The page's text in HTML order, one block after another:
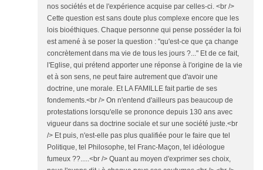
nos sociétés et de l'expérience acquise par celles-ci. <br />
Cette question est sans doute plus complexe encore que les
lois bioéthiques. Chaque personne qui pense posséder la foi
est amené à se poser la question : "qu'est-ce que ça change
concrètement dans ma vie de tous les jours ?..." Et de ce fait,
l'Eglise, qui prétend apporter une réponse à l'origine de la vie
et à son sens, ne peut faire autrement que d'avoir une
doctrine, une morale. Et LA FAMILLE fait partie de ses
fondements.<br /> On n'entend d'ailleurs pas beaucoup de
protestations lorsqu'elle se prononce depuis 130 ans avec
vigueur dans sa doctrine sociale et sur une société juste.<br
/> Et puis, n'est-elle pas plus qualifiée pour le faire que tel
Politique, tel Philosophe, tel Franc-Maçon, tel idéologue
fumeux ??.....<br /> Quant au moyen d'exprimer ses choix,